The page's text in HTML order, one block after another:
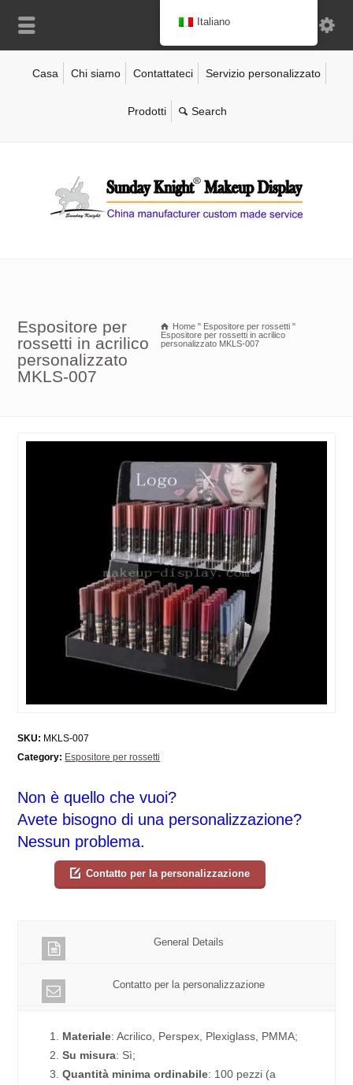
Casa Chi siamo Contattateci Servizio personalizzato
Prodotti
Espositore per
rossetti in acrilico
personalizzato
MKLS-007
Home " Espositore per rossetti "
Espositore per rossetti in acrilico
personalizzato MKLS-007
SKU: MKLS-007
Category: Espositore per rossetti
Non è quello che vuoi?
Avete bisogno di una personalizzazione?
Nessun problema.
Contatto per la personalizzazione
General Details
Contatto per la personalizzazione
1. Materiale: Acrilico, Perspex, Plexiglass, PMMA;
2.Su misura: Sì;
3.Quantità minima ordinabile: 100 pezzi (a
Italiano